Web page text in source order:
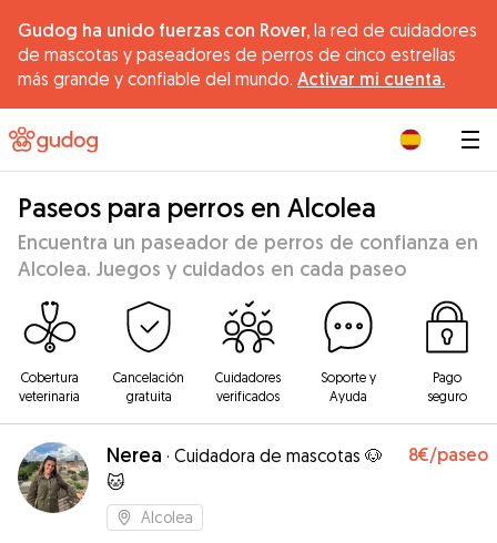
Gudog ha unido fuerzas con Rover, la red de cuidadores
de mascotas y paseadores de perros de cinco estrellas
más grande y confiable del mundo. Activar mi cuenta.
Paseos para perros en Alcolea
Encuentra un paseador de perros de confianza en
Alcolea. Juegos y cuidados en cada paseo
Cobertura
veterinaria
Cancelación
gratuita
Cuidadores
verificados
Soporte y
Ayuda
Pago
seguro
Nerea · Cuidadora de mascotas 🐶
🐱
8€/paseo
Alcolea